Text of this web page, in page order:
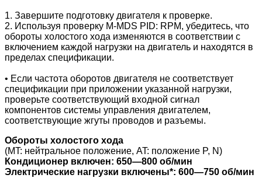
1. Завершите подготовку двигателя к проверке.
2. Используя проверку M-MDS PID: RPM, убедитесь, что
обороты холостого хода изменяются в соответствии с
включением каждой нагрузки на двигатель и находятся в
пределах спецификации.
• Если частота оборотов двигателя не соответствует
спецификации при приложении указанной нагрузки,
проверьте соответствующий входной сигнал
компонентов системы управления двигателем,
соответствующие жгуты проводов и разъемы.
Обороты холостого хода
(MT: нейтральное положение, AT: положение P, N)
Кондиционер включен: 650—800 об/мин
Электрические нагрузки включены*: 600—750 об/мин